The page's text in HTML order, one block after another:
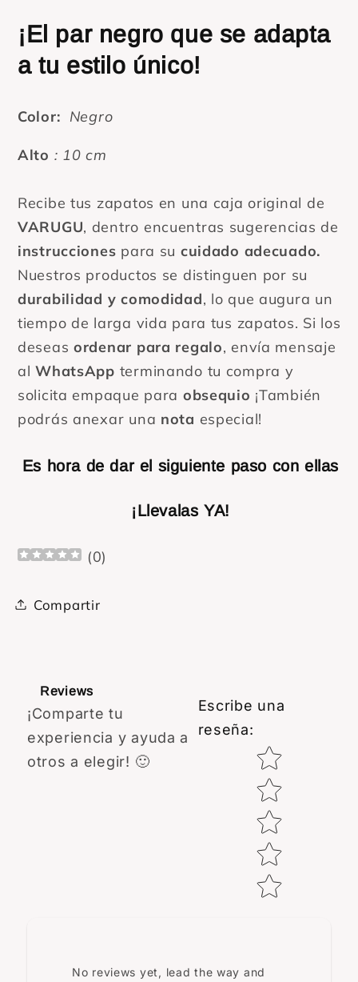
¡El par negro que se adapta
a tu estilo único!
Color: Negro
Alto : 10 cm
Recibe tus zapatos en una caja original de
VARUGU, dentro encuentras sugerencias de
instrucciones para su cuidado adecuado.
Nuestros productos se distinguen por su
durabilidad y comodidad, lo que augura un
tiempo de larga vida para tus zapatos. Si los
deseasordenar para regalo, envía mensaje
alWhatsApp terminando tu compra y
solicita empaque para obsequio ¡También
podrás anexar una nota especial!
Es hora de dar el siguiente paso con ellas
¡Llevalas YA!
(0)
Compartir
Reviews
¡Comparte tu
experiencia y ayuda a
otros a elegir! 🙂
Escribe una
reseña:
Star rating
No reviews yet, lead the way and